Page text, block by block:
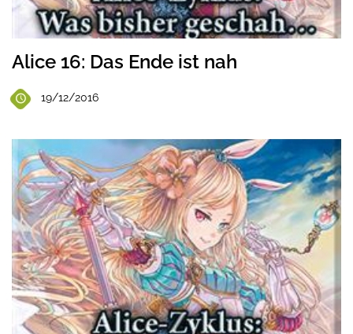
Alice 16: Das Ende ist nah
19/12/2016